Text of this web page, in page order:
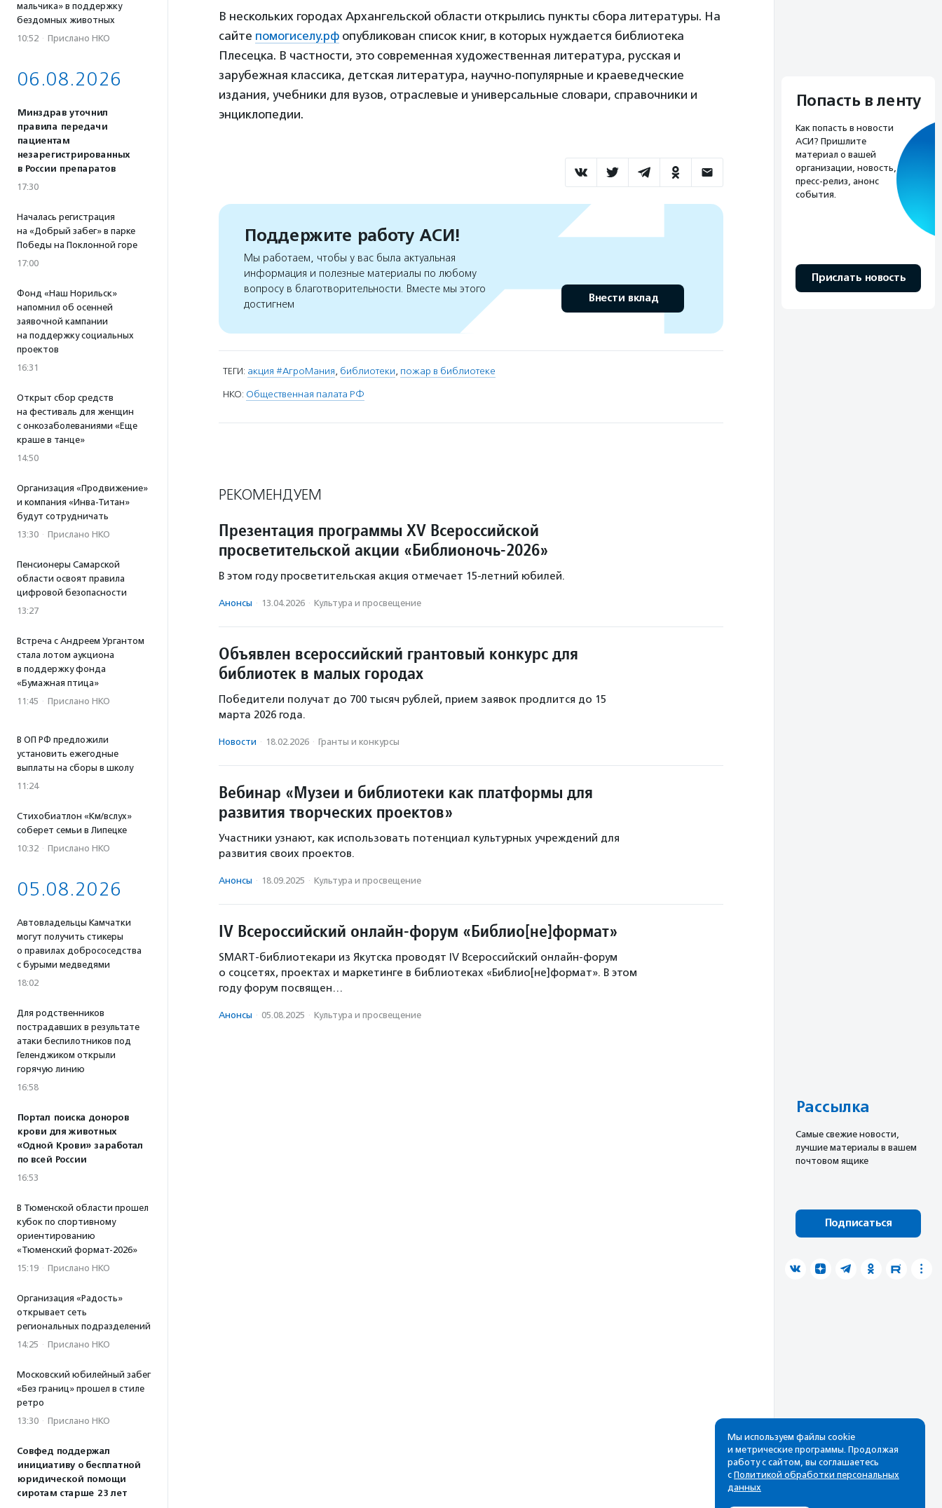
мальчика» в поддержку
бездомных животных
10:52 · Прислано НКО
06.08.2026
Минздрав уточнил
правила передачи
пациентам
незарегистрированных
в России препаратов
17:30
Началась регистрация
на «Добрый забег» в парке
Победы на Поклонной горе
17:00
Фонд «Наш Норильск»
напомнил об осенней
заявочной кампании
на поддержку социальных
проектов
16:31
Открыт сбор средств
на фестиваль для женщин
с онкозаболеваниями «Еще
краше в танце»
14:50
Организация «Продвижение»
и компания «Инва-Титан»
будут сотрудничать
13:30 · Прислано НКО
Пенсионеры Самарской
области освоят правила
цифровой безопасности
13:27
Встреча с Андреем Ургантом
стала лотом аукциона
в поддержку фонда
«Бумажная птица»
11:45 · Прислано НКО
В ОП РФ предложили
установить ежегодные
выплаты на сборы в школу
11:24
Стихобиатлон «Км/вслух»
соберет семьи в Липецке
10:32 · Прислано НКО
05.08.2026
Автовладельцы Камчатки
могут получить стикеры
о правилах добрососедства
с бурыми медведями
18:02
Для родственников
пострадавших в результате
атаки беспилотников под
Геленджиком открыли
горячую линию
16:58
Портал поиска доноров
крови для животных
«Одной Крови» заработал
по всей России
16:53
В Тюменской области прошел
кубок по спортивному
ориентированию
«Тюменский формат-2026»
15:19 · Прислано НКО
Организация «Радость»
открывает сеть
региональных подразделений
14:25 · Прислано НКО
Московский юбилейный забег
«Без границ» прошел в стиле
ретро
13:30 · Прислано НКО
Совфед поддержал
инициативу о бесплатной
юридической помощи
сиротам старше 23 лет
В нескольких городах Архангельской области открылись пункты сбора литературы. На
сайте помогиселу.рф опубликован список книг, в которых нуждается библиотека
Плесецка. В частности, это современная художественная литература, русская и
зарубежная классика, детская литература, научно-популярные и краеведческие
издания, учебники для вузов, отраслевые и универсальные словари, справочники и
энциклопедии.
Поддержите работу АСИ!
Мы работаем, чтобы у вас была актуальная
информация и полезные материалы по любому
вопросу в благотворительности. Вместе мы этого
достигнем
Внести вклад
ТЕГИ: акция #АгроМания, библиотеки, пожар в библиотеке
НКО: Общественная палата РФ
РЕКОМЕНДУЕМ
Презентация программы XV Всероссийской
просветительской акции «Библионочь-2026»
В этом году просветительская акция отмечает 15-летний юбилей.
Анонсы · 13.04.2026 · Культура и просвещение
Объявлен всероссийский грантовый конкурс для
библиотек в малых городах
Победители получат до 700 тысяч рублей, прием заявок продлится до 15
марта 2026 года.
Новости · 18.02.2026 · Гранты и конкурсы
Вебинар «Музеи и библиотеки как платформы для
развития творческих проектов»
Участники узнают, как использовать потенциал культурных учреждений для
развития своих проектов.
Анонсы · 18.09.2025 · Культура и просвещение
IV Всероссийский онлайн-форум «Библио[не]формат»
SMART-библиотекари из Якутска проводят IV Всероссийский онлайн-форум
о соцсетях, проектах и маркетинге в библиотеках «Библио[не]формат». В этом
году форум посвящен…
Анонсы · 05.08.2025 · Культура и просвещение
Попасть в ленту
Как попасть в новости
АСИ? Пришлите
материал о вашей
организации, новость,
пресс-релиз, анонс
события.
Прислать новость
Рассылка
Cамые свежие новости,
лучшие материалы в вашем
почтовом ящике
Подписаться
Мы используем файлы cookie
и метрические программы. Продолжая
работу с сайтом, вы соглашаетесь
с Политикой обработки персональных
данных